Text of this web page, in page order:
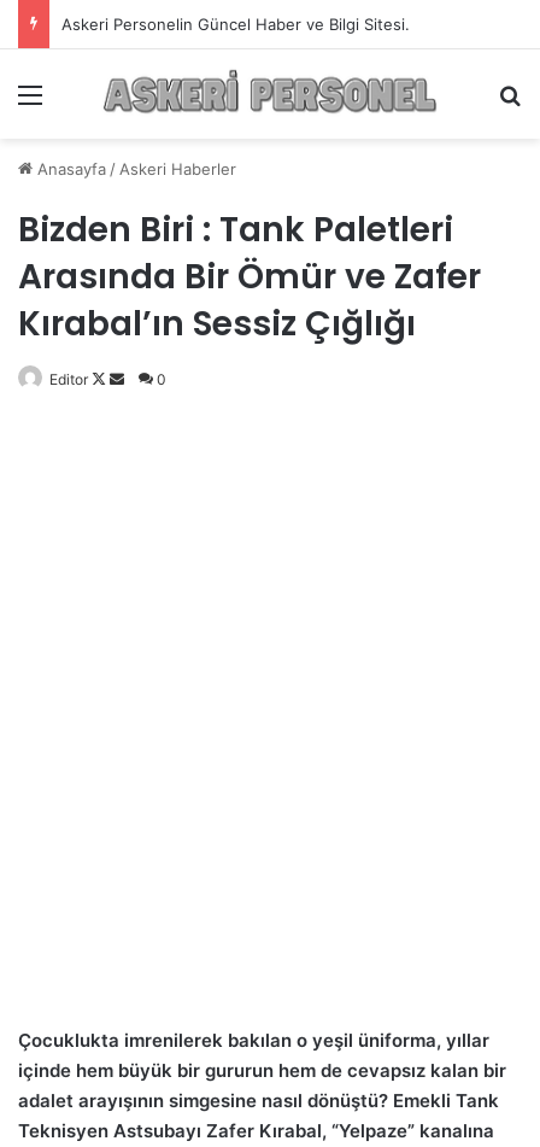
Askeri Personelin Güncel Haber ve Bilgi Sitesi.
Anasayfa / Askeri Haberler
Bizden Biri : Tank Paletleri
Arasında Bir Ömür ve Zafer
Kırabal’ın Sessiz Çığlığı
Editor
Follow
Bir
0
Çocuklukta imrenilerek bakılan o yeşil üniforma, yıllar
içinde hem büyük bir gururun hem de cevapsız kalan bir
adalet arayışının simgesine nasıl dönüştü? Emekli Tank
Teknisyen Astsubayı Zafer Kırabal, “Yelpaze” kanalına